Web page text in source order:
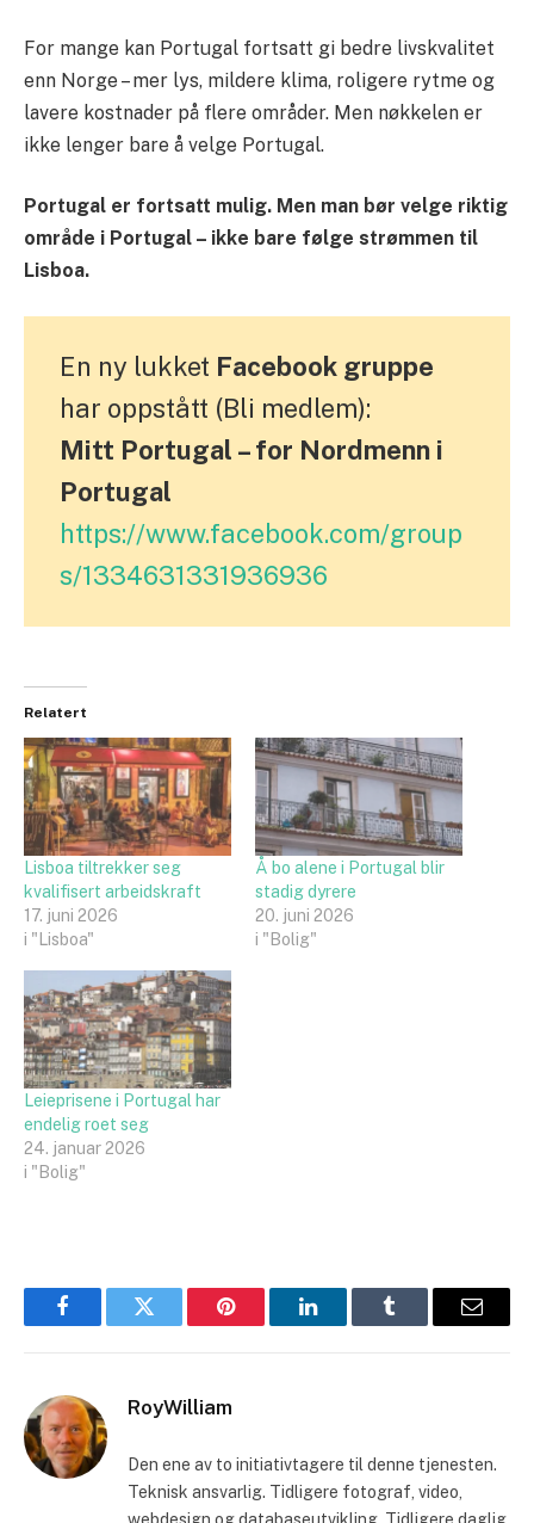
For mange kan Portugal fortsatt gi bedre livskvalitet
enn Norge – mer lys, mildere klima, roligere rytme og
lavere kostnader på flere områder. Men nøkkelen er
ikke lenger bare å velge Portugal.
Portugal er fortsatt mulig. Men man bør velge riktig
område i Portugal – ikke bare følge strømmen til
Lisboa.
En ny lukket Facebook gruppe
har oppstått (Bli medlem):
Mitt Portugal – for Nordmenn i
Portugal
https://www.facebook.com/group
s/1334631331936936
Relatert
Lisboa tiltrekker seg
kvalifisert arbeidskraft
17. juni 2026
i "Lisboa"
Å bo alene i Portugal blir
stadig dyrere
20. juni 2026
i "Bolig"
Leieprisene i Portugal har
endelig roet seg
24. januar 2026
i "Bolig"
FacebookTwitter Pinterest LinkedInTumblr Email
RoyWilliam
Den ene av to initiativtagere til denne tjenesten.
Teknisk ansvarlig. Tidligere fotograf, video,